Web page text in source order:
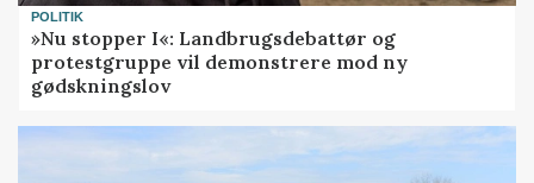
POLITIK
»Nu stopper I«: Landbrugsdebattør og
protestgruppe vil demonstrere mod ny
gødskningslov